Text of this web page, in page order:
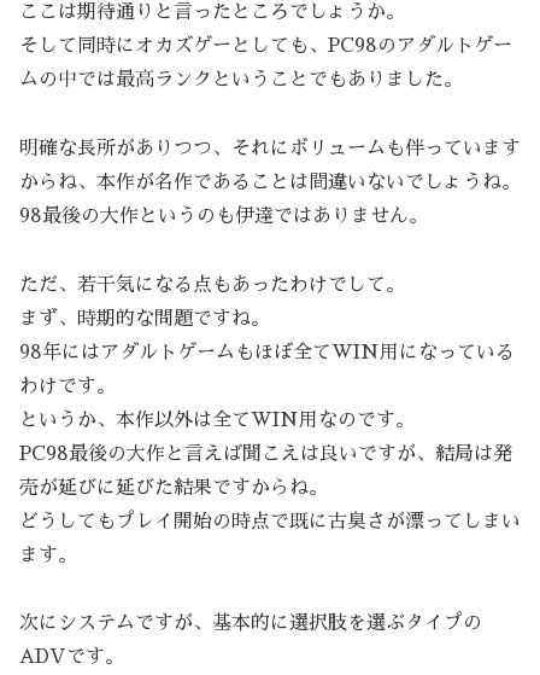
ここは期待通りと言ったところでしょうか。
そして同時にオカズゲーとしても、PC98のアダルトゲー
ムの中では最高ランクということでもありました。
明確な長所がありつつ、それにボリュームも伴っています
からね、本作が名作であることは間違いないでしょうね。
98最後の大作というのも伊達ではありません。
ただ、若干気になる点もあったわけでして。
まず、時期的な問題ですね。
98年にはアダルトゲームもほぼ全てWIN用になっている
わけです。
というか、本作以外は全てWIN用なのです。
PC98最後の大作と言えば聞こえは良いですが、結局は発
売が延びに延びた結果ですからね。
どうしてもプレイ開始の時点で既に古臭さが漂ってしまい
ます。
次にシステムですが、基本的に選択肢を選ぶタイプの
ADVです。